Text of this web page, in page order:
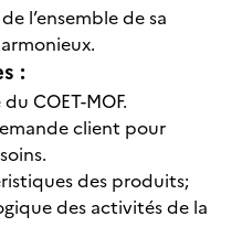
l’ensemble de sa
:
COET-MOF.
client pour
des produits;
des activités de la